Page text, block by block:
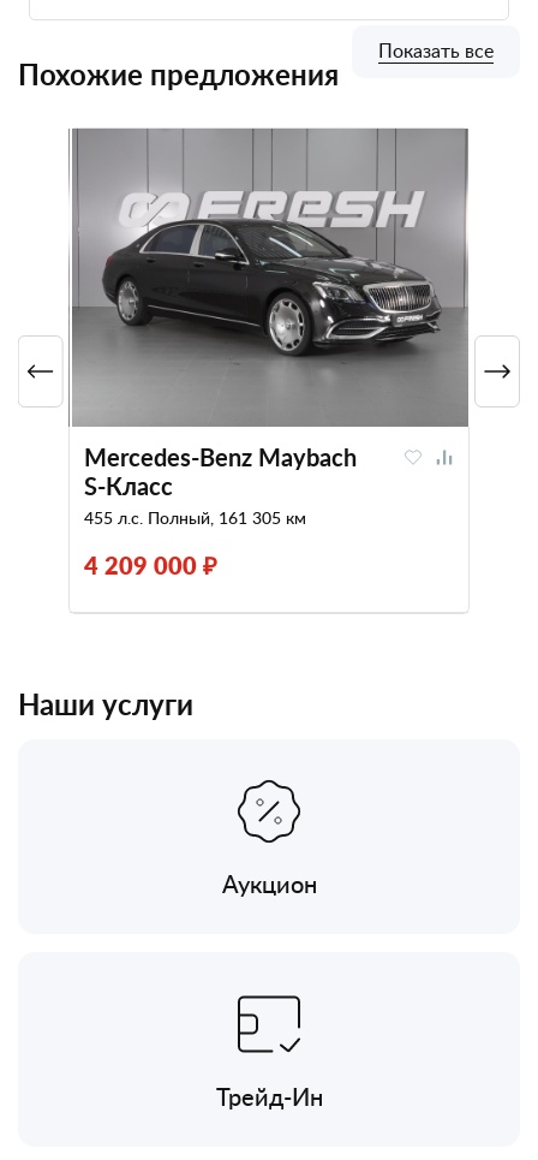
Похожие предложения
Mercedes-Benz Maybach
S-Класс
455 л.с. Полный, 161 305 км
4 209 000 ₽
Показать все
Наши услуги
Аукцион
Трейд-Ин